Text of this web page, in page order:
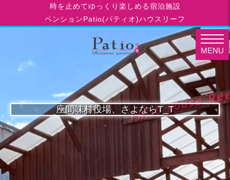
時を止めてゆっくり楽しめる宿泊施設
ペンションPatio(パティオ)ハウスリーフ
座間味村役場、さよならT_T
MENU